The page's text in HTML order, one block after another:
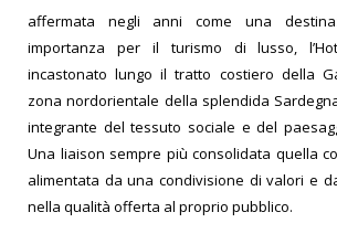
affermata negli anni come una
importanza per il turismo di lusso,
incastonato lungo il tratto costiero della
zona nordorientale della splendida
integrante del tessuto sociale e del
Una liaison sempre più consolidata quella
alimentata da una condivisione di valori e
nella qualità offerta al proprio pubblico.